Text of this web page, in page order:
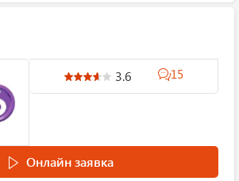
3.6 15
Онлайн заявка